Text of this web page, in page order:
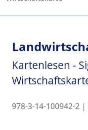
Kartenlesen -
978-3-14-100942-2